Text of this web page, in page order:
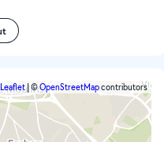
|©OpenStreetMapcontributors